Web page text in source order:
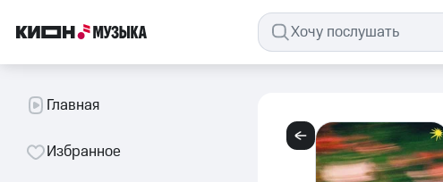
Главная
Избранное